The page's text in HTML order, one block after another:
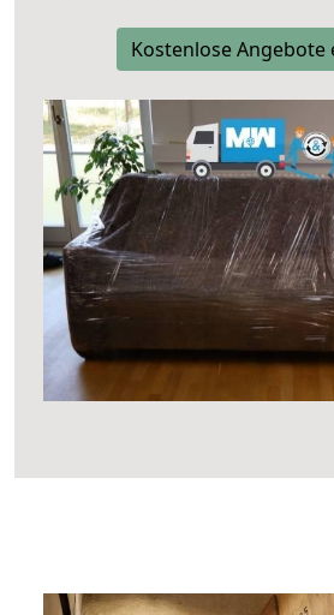
Kostenlose Angebote